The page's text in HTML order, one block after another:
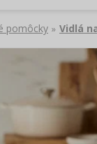
pomôcky » Vidlá